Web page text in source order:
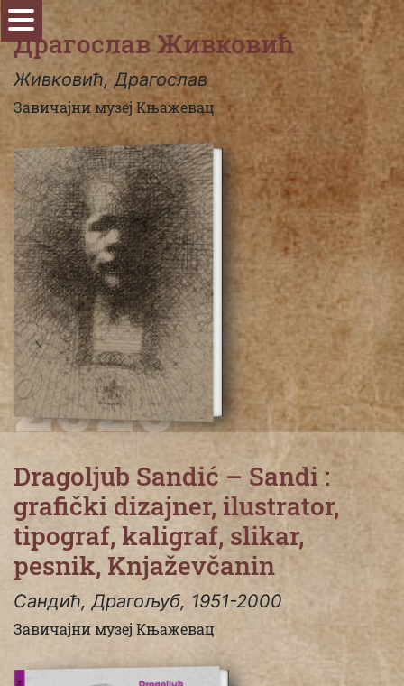
Драгослав Живковић
Живковић, Драгослав
Завичајни музеј Књажевац
2020
Dragoljub Sandić – Sandi :
grafički dizajner, ilustrator,
tipograf, kaligraf, slikar,
pesnik, Knjaževčanin
Сандић, Драгољуб, 1951-2000
Завичајни музеј Књажевац